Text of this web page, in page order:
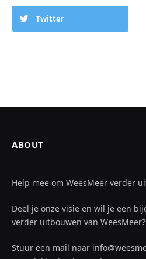
Twitter
ABOUT
Help mee om WeesMeer verder
Deel je onze visie en wil je een
verder uitbouwen van WeesMeer?
Stuur een mail naar